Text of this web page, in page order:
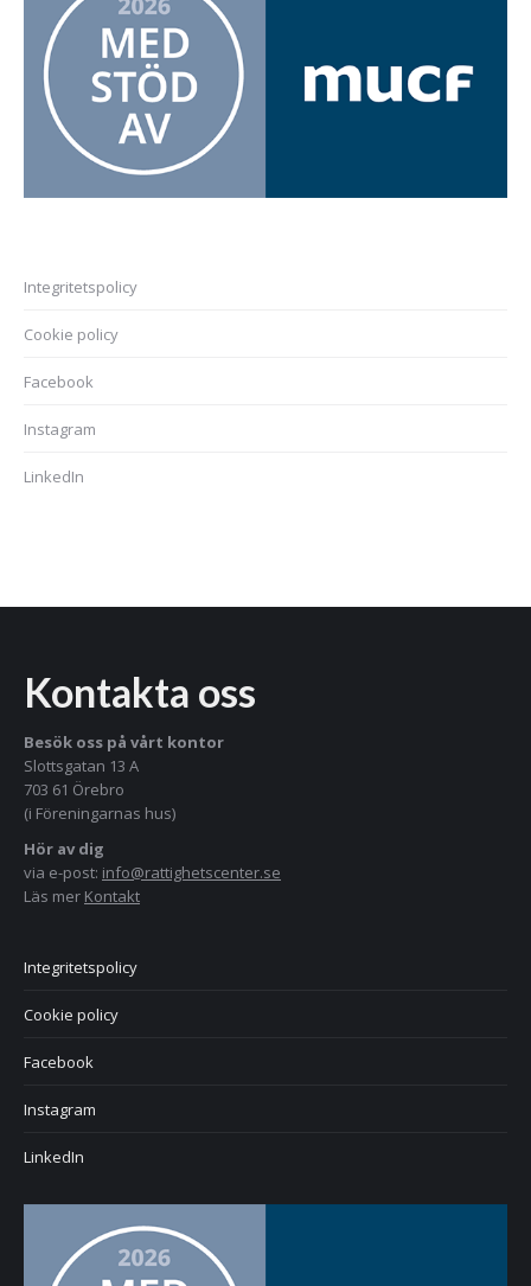
Integritetspolicy
Cookie policy
Facebook
Instagram
LinkedIn
Kontakta oss
Besök oss på vårt kontor
Slottsgatan 13 A
703 61 Örebro
(i Föreningarnas hus)
Hör av dig
via e-post: info@rattighetscenter.se
Läs mer Kontakt
Integritetspolicy
Cookie policy
Facebook
Instagram
LinkedIn